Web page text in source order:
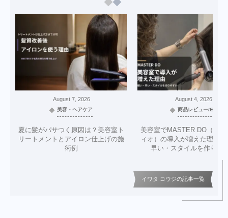
August 7, 2026
美容・ヘアケア
夏に髪がパサつく原因は？美容室ト
リートメントとアイロン仕上げの施
術例
August 4, 2026
商品レビュー/EC
美容室でMASTER DO（マ
ィオ）の導入が増えた理由
早い・スタイルを作りや
イワタ コウジの記事一覧